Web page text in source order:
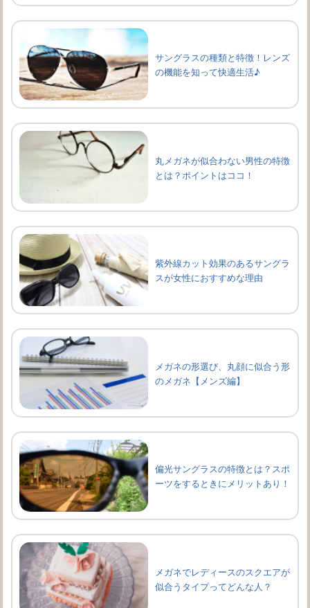
サングラスの種類と特徴！レンズ
の機能を知って快適生活♪
丸メガネが似合わない男性の特徴
とは？ポイントはココ！
紫外線カット効果のあるサングラ
スが女性におすすめな理由
メガネの形選び、丸顔に似合う形
のメガネ【メンズ編】
偏光サングラスの特徴とは？スポ
ーツをするときにメリットあり！
メガネでレディースのスクエアが
似合うタイプってどんな人？